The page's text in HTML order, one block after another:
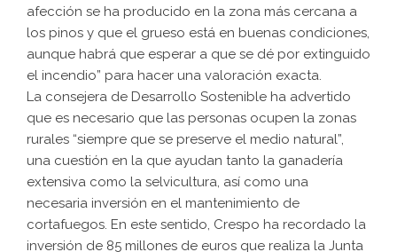
afección se ha producido en la zona más cercana a
los pinos y que el grueso está en buenas condiciones,
aunque habrá que esperar a que se dé por extinguido
el incendio” para hacer una valoración exacta.
La consejera de Desarrollo Sostenible ha advertido
que es necesario que las personas ocupen la zonas
rurales “siempre que se preserve el medio natural”,
una cuestión en la que ayudan tanto la ganadería
extensiva como la selvicultura, así como una
necesaria inversión en el mantenimiento de
cortafuegos. En este sentido, Crespo ha recordado la
inversión de 85 millones de euros que realiza la Junta